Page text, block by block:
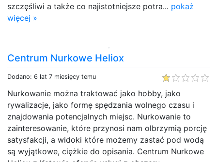
szczęśliwi a także co najistotniejsze potra... pokaż
więcej »
Centrum Nurkowe Heliox
Dodano: 6 lat 7 miesięcy temu
Nurkowanie można traktować jako hobby, jako
rywalizacje, jako formę spędzania wolnego czasu i
znajdowania potencjalnych miejsc. Nurkowanie to
zainteresowanie, które przynosi nam olbrzymią porcję
satysfakcji, a widoki które możemy zastać pod wodą
są wyjątkowe, ciężkie do opisania. Centrum Nurkowe